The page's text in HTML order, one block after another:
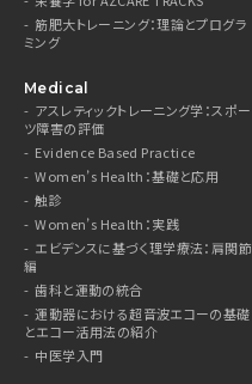
筋肥大トレーニング：理論とプログラ
ミング
Medical
アスレティックトレーニング学：スポー
ツ障害の評価
Evidence Based Practice
Women’s Health：基礎と応用
触診
Women’s Health：実践
エビデンスに基づく理学療法：肩関節
編
歯科と運動の統合
運動器における超音波エコーの基礎
とエコー活用法の紹介
中医学入門